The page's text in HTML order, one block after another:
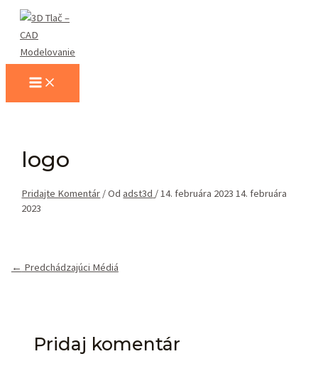
Preskočiť
obsah
Main
Menu
logo
Pridajte Komentár / Od adst3d / 14. februára 2023 14. februára
2023
Navigácia
← Predchádzajúci Médiá
Pridaj komentár